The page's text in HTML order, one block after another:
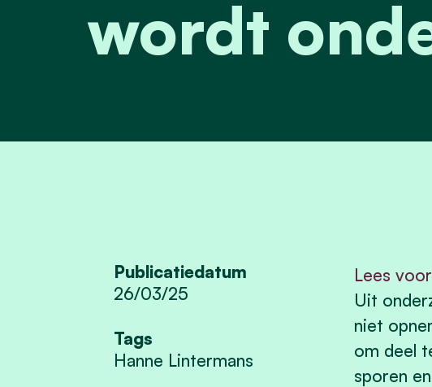
wordt
Publicatiedatum
26/03/25
Tags
Hanne Lintermans
Lees voor
Uit
niet
om deel
sporen